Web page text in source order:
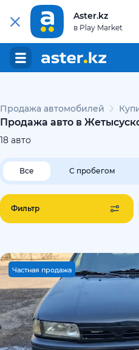
Aster.kz
в Play Market
Продажа автомобилей
Продажа авто в
18 авто
Все С пробегом
Фильтр
Частная продажа